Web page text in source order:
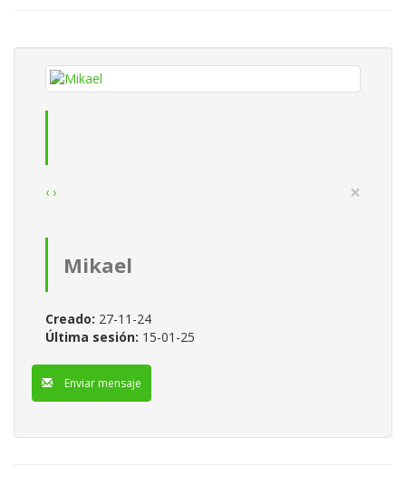
‹ › ×
Mikael
Creado: 27-11-24
Última sesión: 15-01-25
Enviar mensaje